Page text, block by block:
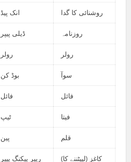
انک پیڈ روشنائی کا گدا
ڈیلی پیپر روزنامہ
رولر رولر
بوڈ کن سوآ
فائل فائل
ٹیپ فیتا
پین قلم
ریپر پیکنگ پیپر کاغز (لپیٹننے کا)